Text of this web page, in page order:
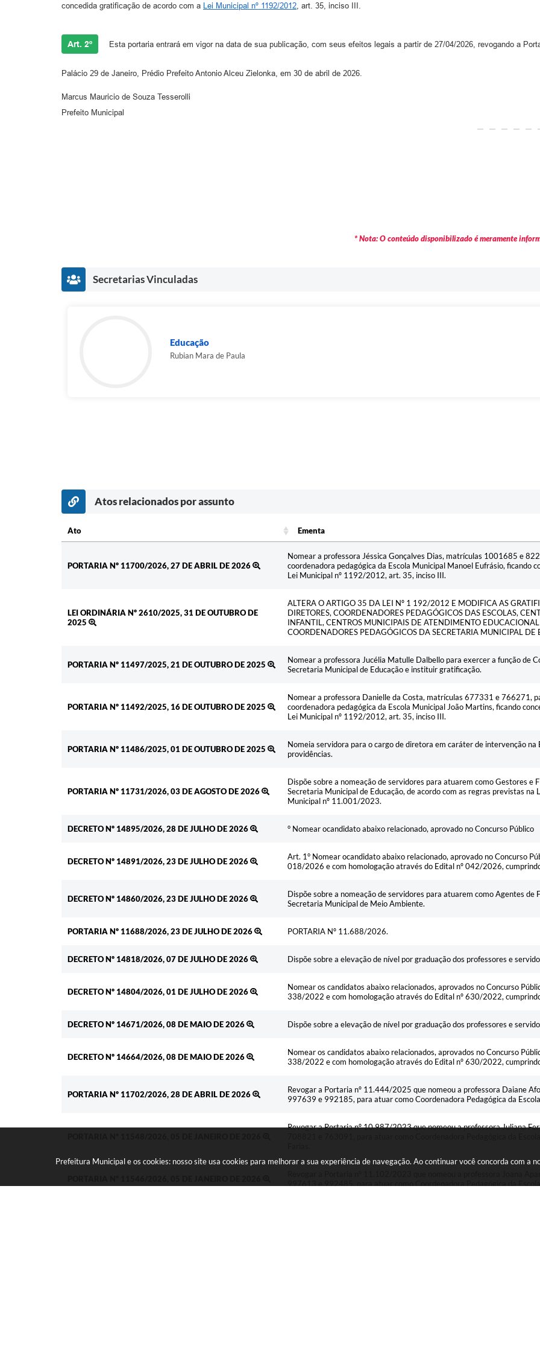
Prefeitura Municipal e os cookies: nosso site usa cookies para melhorar a sua experiência de navegação. Ao continuar você concorda com a
concedida gratificação de acordo com a Lei Municipal nº 1192/2012, art. 35, inciso III.
Art. 2º Esta portaria entrará em vigor na data de sua publicação, com seus efeitos legais a partir de 27/04/2026, revogando a
Palácio 29 de Janeiro, Prédio Prefeito Antonio Alceu Zielonka, em 30 de abril de 2026.
Marcus Mauricio de Souza Tesserolli
Prefeito Municipal
* Nota: O conteúdo disponibilizado é meramente
Secretarias Vinculadas
Educação
Rubian Mara de Paula
Atos relacionados por assunto
Ato
Ementa
PORTARIA Nº 11700/2026, 27 DE ABRIL DE 2026
Nomear a professora Jéssica Gonçalves Dias, matrículas 1001685 e
coordenadora pedagógica da Escola Municipal Manoel Eufrásio, ficando
Lei Municipal nº 1192/2012, art. 35, inciso III.
LEI ORDINÁRIA Nº 2610/2025, 31 DE OUTUBRO DE
2025
ALTERA O ARTIGO 35 DA LEI Nº 1 192/2012 E MODIFICA AS
DIRETORES, COORDENADORES PEDAGÓGICOS DAS ESCOLAS,
INFANTIL, CENTROS MUNICIPAIS DE ATENDIMENTO
COORDENADORES PEDAGÓGICOS DA SECRETARIA MUNICIPAL DE
PORTARIA Nº 11497/2025, 21 DE OUTUBRO DE 2025
Nomear a professora Jucélia Matulle Dalbello para exercer a função de
Secretaria Municipal de Educação e instituir gratificação.
PORTARIA Nº 11492/2025, 16 DE OUTUBRO DE 2025
Nomear a professora Danielle da Costa, matrículas 677331 e 766271,
coordenadora pedagógica da Escola Municipal João Martins, ficando
Lei Municipal nº 1192/2012, art. 35, inciso III.
PORTARIA Nº 11486/2025, 01 DE OUTUBRO DE 2025
Nomeia servidora para o cargo de diretora em caráter de intervenção na
providências.
PORTARIA Nº 11731/2026, 03 DE AGOSTO DE 2026
Dispõe sobre a nomeação de servidores para atuarem como Gestores e
Secretaria Municipal de Educação, de acordo com as regras previstas
Municipal nº 11.001/2023.
DECRETO Nº 14895/2026, 28 DE JULHO DE 2026 ° Nomear ocandidato abaixo relacionado, aprovado no Concurso Público
DECRETO Nº 14891/2026, 23 DE JULHO DE 2026
Art. 1° Nomear ocandidato abaixo relacionado, aprovado no Concurso
018/2026 e com homologação através do Edital nº 042/2026,
DECRETO Nº 14860/2026, 23 DE JULHO DE 2026
Dispõe sobre a nomeação de servidores para atuarem como Agentes de
Secretaria Municipal de Meio Ambiente.
PORTARIA Nº 11688/2026, 23 DE JULHO DE 2026 PORTARIA Nº 11.688/2026.
DECRETO Nº 14818/2026, 07 DE JULHO DE 2026 Dispõe sobre a elevação de nível por graduação dos professores e
DECRETO Nº 14804/2026, 01 DE JULHO DE 2026
Nomear os candidatos abaixo relacionados, aprovados no Concurso
338/2022 e com homologação através do Edital nº 630/2022,
DECRETO Nº 14671/2026, 08 DE MAIO DE 2026 Dispõe sobre a elevação de nível por graduação dos professores e
DECRETO Nº 14664/2026, 08 DE MAIO DE 2026
Nomear os candidatos abaixo relacionados, aprovados no Concurso
338/2022 e com homologação através do Edital nº 630/2022,
PORTARIA Nº 11702/2026, 28 DE ABRIL DE 2026
Revogar a Portaria nº 11.444/2025 que nomeou a professora Daiane
997639 e 992185, para atuar como Coordenadora Pedagógica da
Revogar a Portaria nº 10.987/2023 que nomeou a professora Juliana
997613 e 992485, para atuar como Coordenadora Pedagógica da